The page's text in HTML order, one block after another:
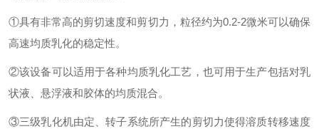
①具有非常高的剪切速度和剪切力，粒径约为0.2-2微米可以确保
高速均质乳化的稳定性。
②该设备可以适用于各种均质乳化工艺，也可用于生产包括对乳
状液、悬浮液和胶体的均质混合。
③三级乳化机由定、转子系统所产生的剪切力使得溶质转移速度